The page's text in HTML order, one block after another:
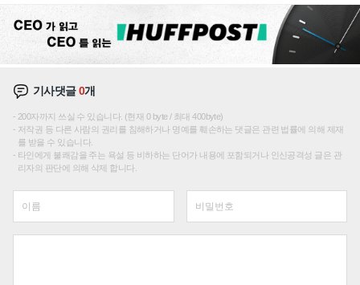
기사댓글0개
200자까지 쓰실 수 있습니다. (현재 0 byte / 최대 400byte)
저작권 등 다른 사람의 권리를 침해하거나 명예를 훼손하는 댓글은 관련 법률에 의해 제재
를 받을 수 있습니다.
타인에게 불쾌감을 주는 욕설 등 비하하는 단어가 내용에 포함되거나 인신공격성 글은 관
리자의 판단에 의해 삭제 합니다.